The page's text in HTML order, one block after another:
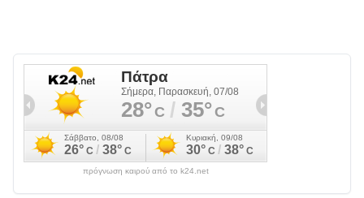
πρόγνωση καιρού από το k24.net